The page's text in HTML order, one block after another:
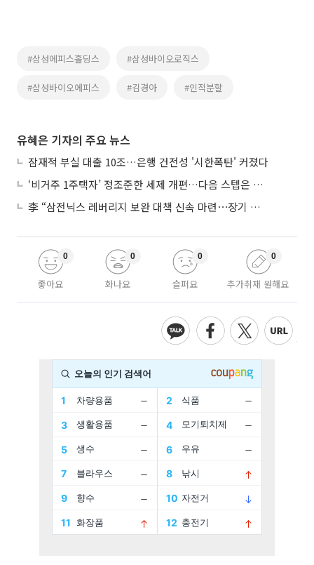
#삼성에피스홀딩스 #삼성바이오로직스
#삼성바이오에피스 #김경아 #인적분할
유혜은 기자의 주요 뉴스
잠재적 부실 대출 10조…은행 건전성 '시한폭탄' 커졌다
‘비거주 1주택자’ 정조준한 세제 개편…다음 스텝은 금융 대책
李 “삼전닉스 레버리지 보완 대책 신속 마련⋯장기 채무 과감히 탕감”
좋아요
0
화나요
0
슬퍼요
0
추가취재 원해요
0